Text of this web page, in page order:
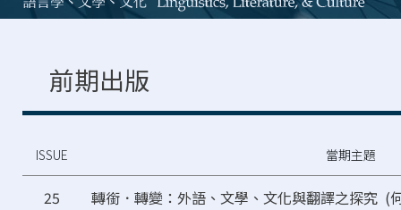
前期出版
ISSUE 當期主題
25 轉銜．轉變：外語、文學、文化與翻譯之探究